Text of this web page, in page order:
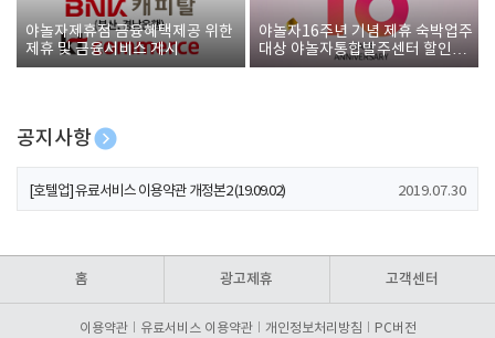
야놀자제휴점 금융혜택제공 위한
제휴 및 금융서비스 게시
야놀자16주년 기념 제휴 숙박업주
대상 야놀자통합발주센터 할인쿠
폰 증정
공지사항
[호텔업] 개인정보 처리방침 개정본1 (19.09.02)
[호텔업] 유료서비스 이용약관 개정본2 (19.09.02) 2019.07.30
홈 광고제휴 고객센터
이용약관 유료서비스 이용약관 개인정보처리방침 PC버전